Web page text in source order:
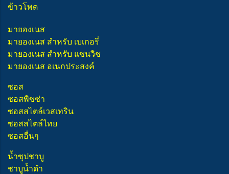
ข้าวโพด
มายองเนส
มายองเนส สำหรับ เบเกอรี่
มายองเนส สำหรับ แซนวิช
มายองเนส อเนกประสงค์
ซอส
ซอสพิซซ่า
ซอสสไตล์เวสเทริน
ซอสสไตล์ไทย
ซอสอื่นๆ
น้ำซุปชาบู
ชาบูน้ำดำ